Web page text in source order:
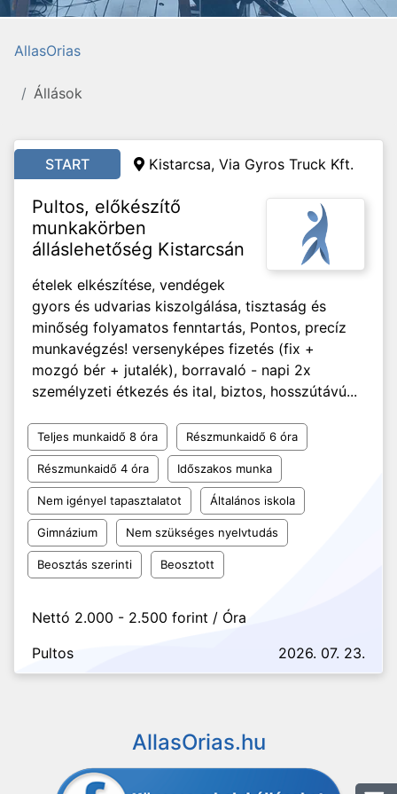
AllasOrias
Állások
START Kistarcsa, Via Gyros Truck Kft.
Pultos, előkészítő
munkakörben
álláslehetőség Kistarcsán
ételek elkészítése, vendégek
gyors és udvarias kiszolgálása, tisztaság és
minőség folyamatos fenntartás, Pontos, precíz
munkavégzés! versenyképes fizetés (fix +
mozgó bér + jutalék), borravaló - napi 2x
személyzeti étkezés és ital, biztos, hosszútávú...
Teljes munkaidő 8 óra Részmunkaidő 6 óra
Részmunkaidő 4 óra Időszakos munka
Nem igényel tapasztalatot Általános iskola
Gimnázium Nem szükséges nyelvtudás
Beosztás szerinti Beosztott
Nettó 2.000 - 2.500 forint / Óra
Pultos
2026. 07. 23.
AllasOrias.hu